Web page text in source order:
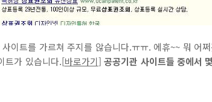
이트를 가르쳐 주지를 않습니다.ㅠㅠ. 에휴~~ 뭐 어
트가 있습니다.[바로가기]공공기관 사이트들 중에서